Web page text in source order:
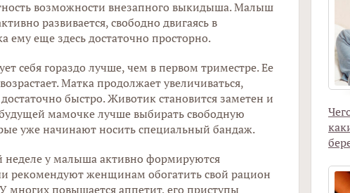
возможности внезапного выкидыша. Малыш
развивается, свободно двигаясь в
ему еще здесь достаточно просторно.
себя гораздо лучше, чем в первом триместре. Ее
Матка продолжает увеличиваться,
быстро. Животик становится заметен и
будущей мамочке лучше выбирать свободную
уже начинают носить специальный бандаж.
неделе у малыша активно формируются
рекомендуют женщинам обогатить свой рацион
многих повышается аппетит, его приступы